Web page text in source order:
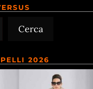
Cerca
2026